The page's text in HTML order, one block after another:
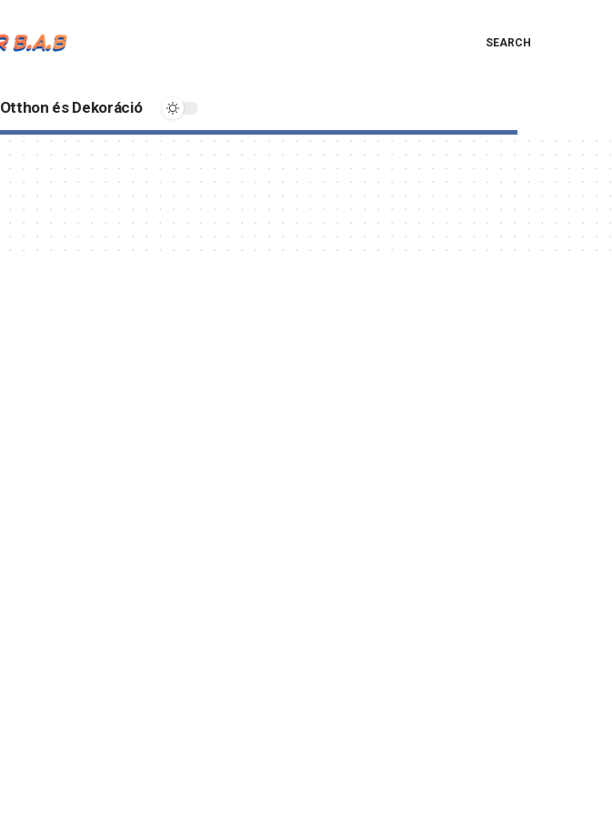
SEARCH
Otthon és Dekoráció